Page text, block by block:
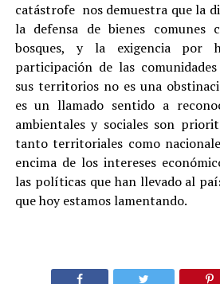
catástrofe nos demuestra que la
la defensa de bienes
bosques, y la exigencia por
participación de las
sus territorios no es una
es un llamado sentido a
ambientales y sociales son
tanto territoriales como
encima de los intereses
las políticas que han llevado al
que hoy estamos lamentando.